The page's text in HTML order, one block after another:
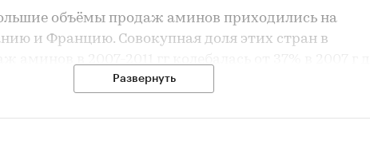
объёмы продаж аминов приходились на
и Францию. Совокупная доля этих стран в
в 2012-2016 гг продажи аминов в мире
Развернуть